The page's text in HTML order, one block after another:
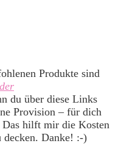
Produkte sind
du über diese Links
Provision – für dich
hilft mir die Kosten
decken. Danke! :-)